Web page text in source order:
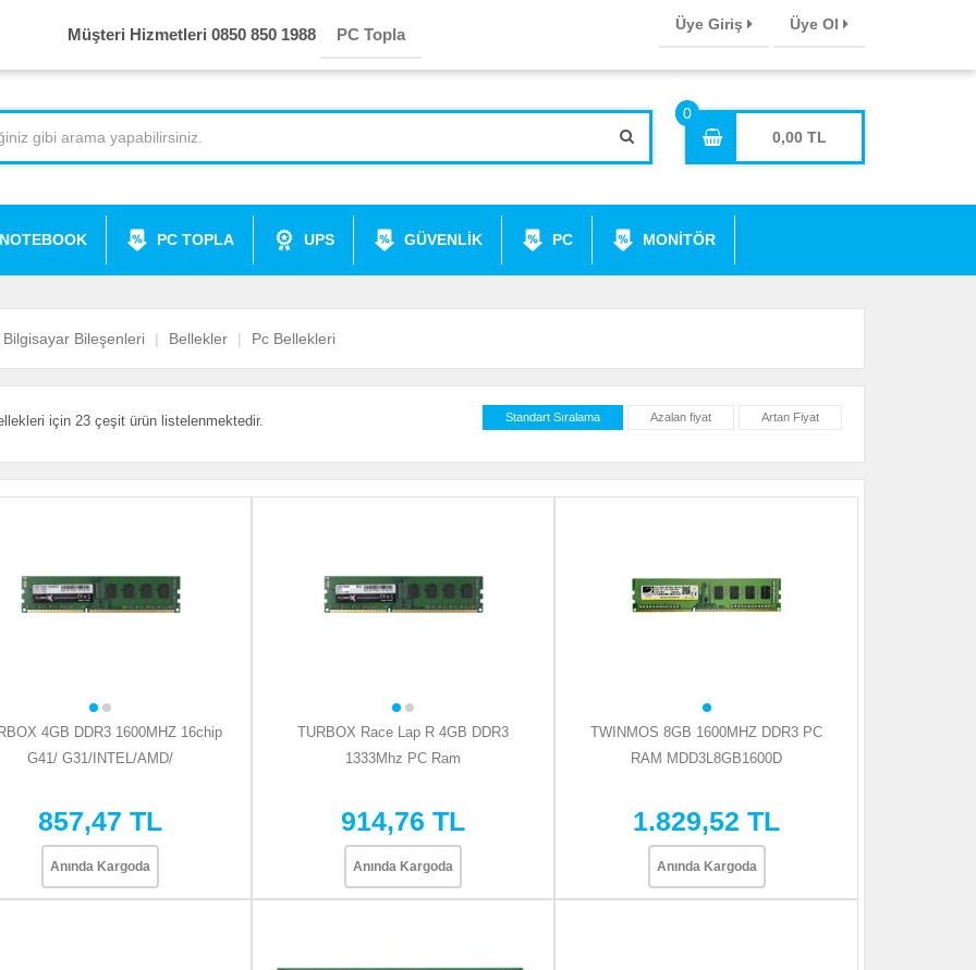
Müşteri Hizmetleri 0850 850 1988 PC Topla
Üye Giriş Üye Ol
0,00
NOTEBOOK PC TOPLA UPS GÜVENLİK PC MONİTÖR
Bilgisayar Bileşenleri Bellekler Pc Bellekleri
için 23 çeşit ürün listelenmektedir. Standart Sıralama Azalan fiyat Artan Fiyat
4GB DDR3 1600MHZ 16chip
G41/ G31/INTEL/AMD/
857,47 TL
Anında Kargoda
TURBOX Race Lap R 4GB DDR3
1333Mhz PC Ram
914,76 TL
Anında Kargoda
TWINMOS 8GB 1600MHZ DDR3 PC
RAM MDD3L8GB1600D
1.829,52 TL
Anında Kargoda